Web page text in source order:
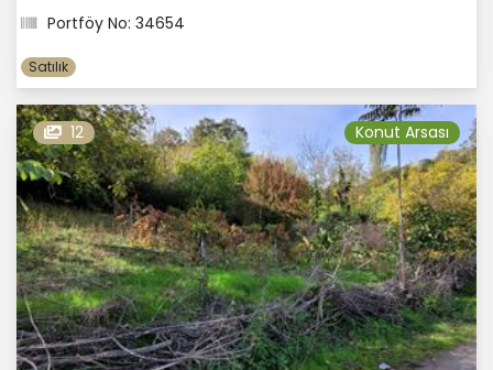
Portföy No: 34654
Satılık
12 Konut Arsası